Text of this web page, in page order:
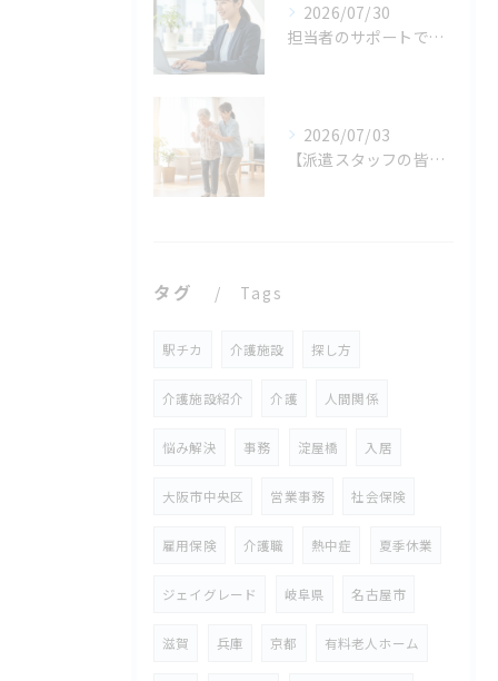
2026/07/30
担当者のサポートで、長期就業できた理由｜先輩スタッフの声
2026/07/03
【派遣スタッフの皆さまへ】熱中症予防のお願い
タグ Tags
駅チカ 介護施設 探し方
介護施設紹介 介護 人間関係
悩み解決 事務 淀屋橋 入居
大阪市中央区 営業事務 社会保険
雇用保険 介護職 熱中症 夏季休業
ジェイグレード 岐阜県 名古屋市
滋賀 兵庫 京都 有料老人ホーム